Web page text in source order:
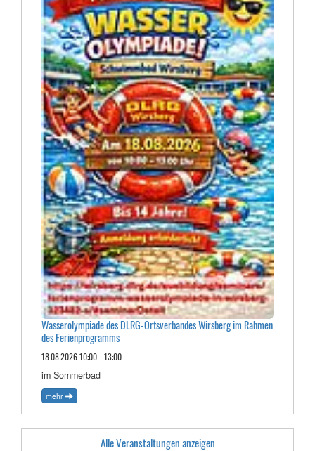
Wasserolympiade des DLRG-Ortsverbandes Wirsberg im Rahmen
des Ferienprogramms
18.08.2026 10:00 - 13:00
im Sommerbad
mehr
Alle Veranstaltungen anzeigen